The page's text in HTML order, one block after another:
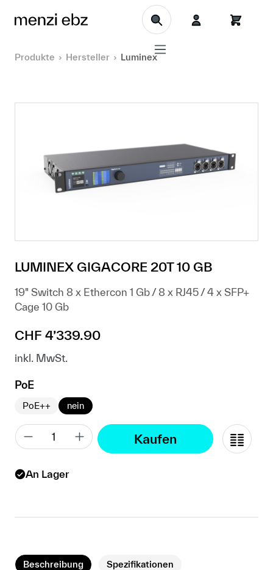
Zum Hauptinhalt springen
Produkte Hersteller Luminex
LUMINEX GIGACORE 20T 10 GB
19" Switch 8 x Ethercon 1 Gb / 8 x RJ45 / 4 x SFP+
Cage 10 Gb
Regulärer Preis:
CHF 4’339.90
inkl. MwSt.
PoEauswählen
PoE++ nein
Kaufen
An Lager
Beschreibung Spezifikationen